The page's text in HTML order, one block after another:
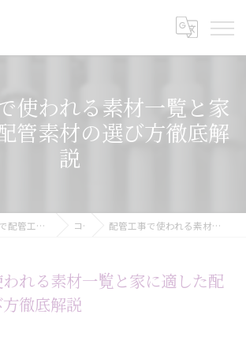
使われる素材一覧と家
管素材の選び方徹底解
説
栃木県大田原市で配管工事の求人なら株式会社サニテック・フカヤ コラム 配管工事で使われる素材一覧と家に適した配管素材の選び方徹底解説
れる素材一覧と家に適した配
徹底解説